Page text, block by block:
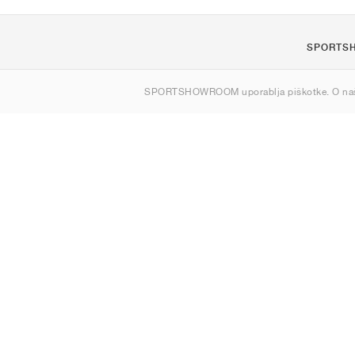
SPORTSHOWROOM uporablja piškotke. O
Kontakt